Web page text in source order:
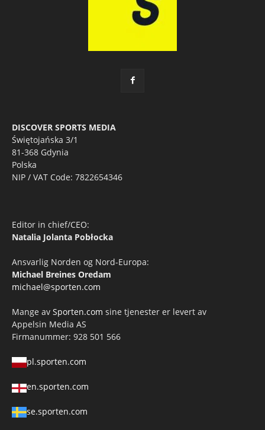
DISCOVER SPORTS MEDIA
Świętojańska 3/1
81-368 Gdynia
Polska
NIP / VAT Code: 7822654346
Editor in chief/CEO:
Natalia Jolanta Pobłocka
Ansvarlig Norden og Nord-Europa:
Michael Breines Oredam
michael@sporten.com
Mange av Sporten.com sine tjenester er levert av
Appelsin Media AS
Firmanummer: 928 501 566
pl.sporten.com
en.sporten.com
se.sporten.com